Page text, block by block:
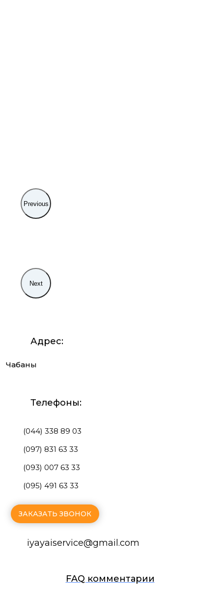
Previous
Next
Адрес:
Чабаны
Телефоны:
(044) 338 89 03
(097) 831 63 33
(093) 007 63 33
(095) 491 63 33
ЗАКАЗАТЬ ЗВОНОК
iyayaiservice@gmаil.com
FAQ комментарии